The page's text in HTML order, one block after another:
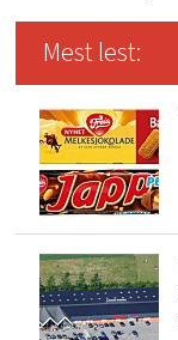
Mest lest: